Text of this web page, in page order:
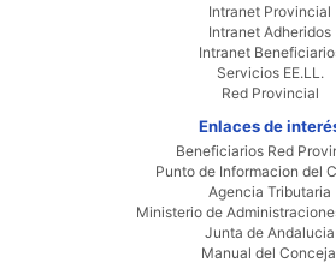
Intranet Provincial
Intranet Adheridos
Intranet
Servicios EE.LL.
Red Provincial
Enlaces de
Beneficiarios Red
Punto de Informacion del
Agencia Tributaria
Ministerio de
Junta de Andalucia
Manual del